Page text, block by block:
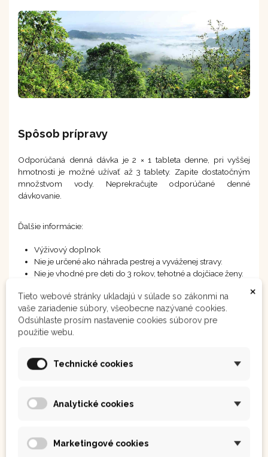
Spôsob prípravy
Odporúčaná denná dávka je 2 × 1 tableta denne, pri vyššej
hmotnosti je možné užívať až 3 tablety. Zapite dostatočným
množstvom vody. Neprekračujte odporúčané denné
dávkovanie.
Ďalšie informácie:
Výživový doplnok
Nie je určené ako náhrada pestrej a vyváženej stravy.
Nie je vhodné pre deti do 3 rokov, tehotné a dojčiace ženy.
mrazu.
Vyrobené v ČR | Výrobca: Blue Bloom s.r.o. | Krajina pôvodu:
Peru
×
Tieto webové stránky ukladajú v súlade so zákonmi na
vaše zariadenie súbory, všeobecne nazývané cookies.
Odsúhlaste prosím nastavenie cookies súborov pre
použitie webu.
Technické cookies
Analytické cookies
Marketingové cookies